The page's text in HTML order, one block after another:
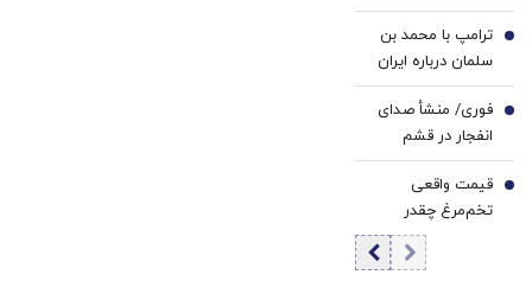
دیدار با محمد
بن‌سلمان در ریاض
ترامپ با محمد بن
سلمان درباره ایران
گفت‌وگو می‌کند/
جزئیات تماس
تلفنی
5
فوری/ منشأ صدای
انفجار در قشم
مشخص شد/ مقابه
با اهداف دشمن در
ورودی تنگه هرمز
6
قیمت واقعی
تخم‌مرغ چقدر
است؟/ مصرف
روزانه ۳ هزار و ۳۰۰
7